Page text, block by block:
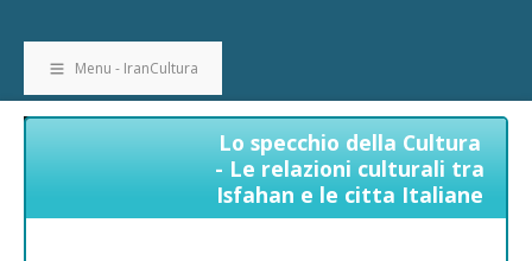
Menu - IranCultura
Lo specchio della Cultura
- Le relazioni culturali tra
Isfahan e le citta Italiane